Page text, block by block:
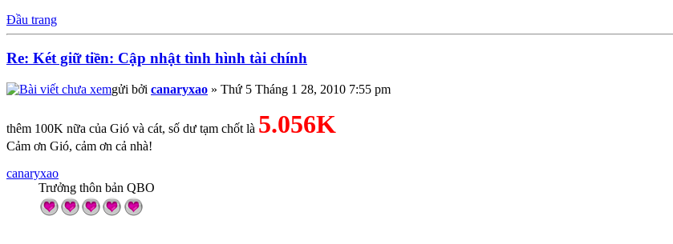
Đầu trang
Re: Két giữ tiền: Cập nhật tình hình tài chính
gửi bởi canaryxao » Thứ 5 Tháng 1 28, 2010 7:55 pm
thêm 100K nữa của Gió và cát, số dư tạm chốt là 5.056K
Cảm ơn Gió, cảm ơn cả nhà!
canaryxao
Trưởng thôn bản QBO